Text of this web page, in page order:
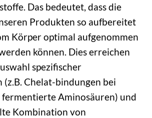
Das bedeutet, dass die
Produkten so aufbereitet
Körper optimal aufgenommen
können. Dies erreichen
spezifischer
Chelat-bindungen bei
Aminosäuren) und
Kombination von